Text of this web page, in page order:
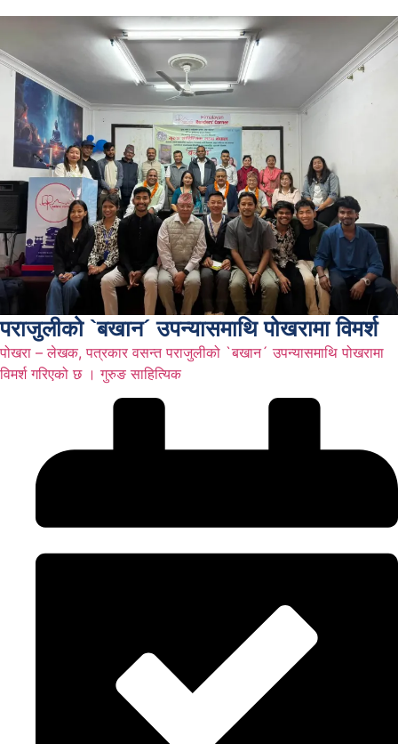
पराजुलीको `बखान´ उपन्यासमाथि पोखरामा विमर्श
पोखरा – लेखक, पत्रकार वसन्त पराजुलीको `बखान´ उपन्यासमाथि पोखरामा
विमर्श गरिएको छ । गुरुङ साहित्यिक